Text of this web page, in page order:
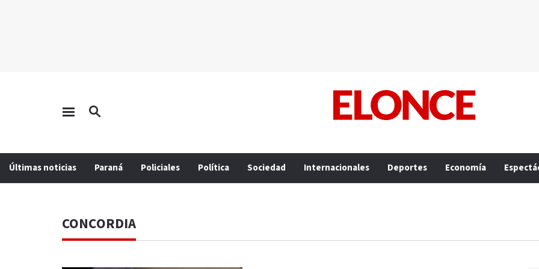
Últimas noticias Paraná Policiales Política Sociedad Internacionales Deportes Economía
CONCORDIA